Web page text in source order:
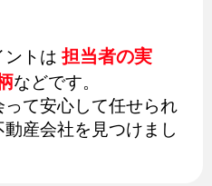
ントは 担当者の実
などです。
て安心して任せられ
産会社を見つけまし